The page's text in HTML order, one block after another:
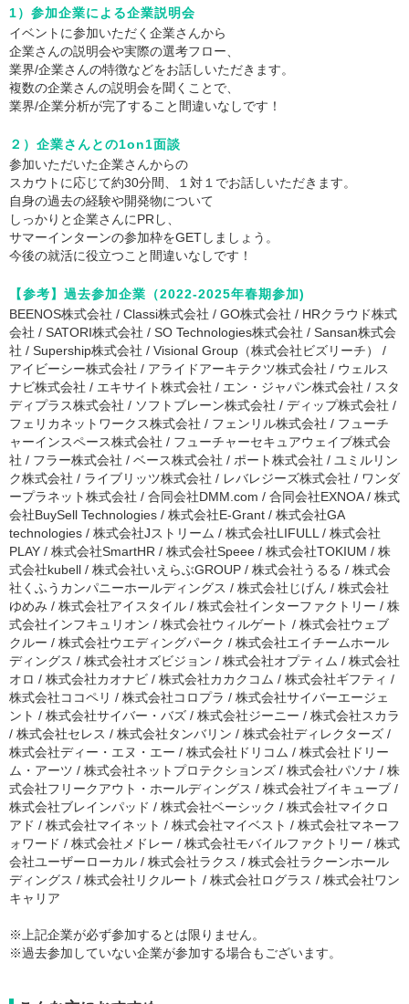
1）参加企業による企業説明会
イベントに参加いただく企業さんから
企業さんの説明会や実際の選考フロー、
業界/企業さんの特徴などをお話しいただきます。
複数の企業さんの説明会を聞くことで、
業界/企業分析が完了すること間違いなしです！
２）企業さんとの1on1面談
参加いただいた企業さんからの
スカウトに応じて約30分間、１対１でお話しいただきます。
自身の過去の経験や開発物について
しっかりと企業さんにPRし、
サマーインターンの参加枠をGETしましょう。
今後の就活に役立つこと間違いなしです！
【参考】過去参加企業（2022-2025年春期参加)
BEENOS株式会社 / Classi株式会社 / GO株式会社 / HRクラウド株式
会社 / SATORI株式会社 / SO Technologies株式会社 / Sansan株式会
社 / Supership株式会社 / Visional Group（株式会社ビズリーチ） /
アイビーシー株式会社 / アライドアーキテクツ株式会社 / ウェルス
ナビ株式会社 / エキサイト株式会社 / エン・ジャパン株式会社 / スタ
ディプラス株式会社 / ソフトブレーン株式会社 / ディップ株式会社 /
フェリカネットワークス株式会社 / フェンリル株式会社 / フューチ
ャーインスペース株式会社 / フューチャーセキュアウェイブ株式会
社 / フラー株式会社 / ベース株式会社 / ポート株式会社 / ユミルリン
ク株式会社 / ライブリッツ株式会社 / レバレジーズ株式会社 / ワンダ
ープラネット株式会社 / 合同会社DMM.com / 合同会社EXNOA / 株式
会社BuySell Technologies / 株式会社E-Grant / 株式会社GA
technologies / 株式会社Jストリーム / 株式会社LIFULL / 株式会社
PLAY / 株式会社SmartHR / 株式会社Speee / 株式会社TOKIUM / 株
式会社kubell / 株式会社いえらぶGROUP / 株式会社うるる / 株式会
社くふうカンパニーホールディングス / 株式会社じげん / 株式会社
ゆめみ / 株式会社アイスタイル / 株式会社インターファクトリー / 株
式会社インフキュリオン / 株式会社ウィルゲート / 株式会社ウェブ
クルー / 株式会社ウエディングパーク / 株式会社エイチームホール
ディングス / 株式会社オズビジョン / 株式会社オプティム / 株式会社
オロ / 株式会社カオナビ / 株式会社カカクコム / 株式会社ギフティ /
株式会社ココペリ / 株式会社コロプラ / 株式会社サイバーエージェ
ント / 株式会社サイバー・バズ / 株式会社ジーニー / 株式会社スカラ
/ 株式会社セレス / 株式会社タンバリン / 株式会社ディレクターズ /
株式会社ディー・エヌ・エー / 株式会社ドリコム / 株式会社ドリー
ム・アーツ / 株式会社ネットプロテクションズ / 株式会社パソナ / 株
式会社フリークアウト・ホールディングス / 株式会社ブイキューブ /
株式会社ブレインパッド / 株式会社ベーシック / 株式会社マイクロ
アド / 株式会社マイネット / 株式会社マイベスト / 株式会社マネーフ
ォワード / 株式会社メドレー / 株式会社モバイルファクトリー / 株式
会社ユーザーローカル / 株式会社ラクス / 株式会社ラクーンホール
ディングス / 株式会社リクルート / 株式会社ログラス / 株式会社ワン
キャリア
※上記企業が必ず参加するとは限りません。
※過去参加していない企業が参加する場合もございます。